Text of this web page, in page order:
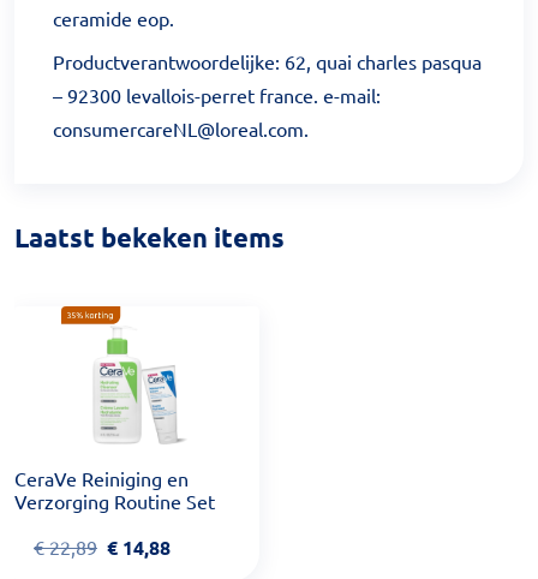
ceramide eop.
Productverantwoordelijke: 62, quai charles pasqua
– 92300 levallois-perret france. e-mail:
consumercareNL@loreal.com.
Laatst bekeken items
CeraVe Reiniging en
Verzorging Routine Set
€22,89 € 14,88